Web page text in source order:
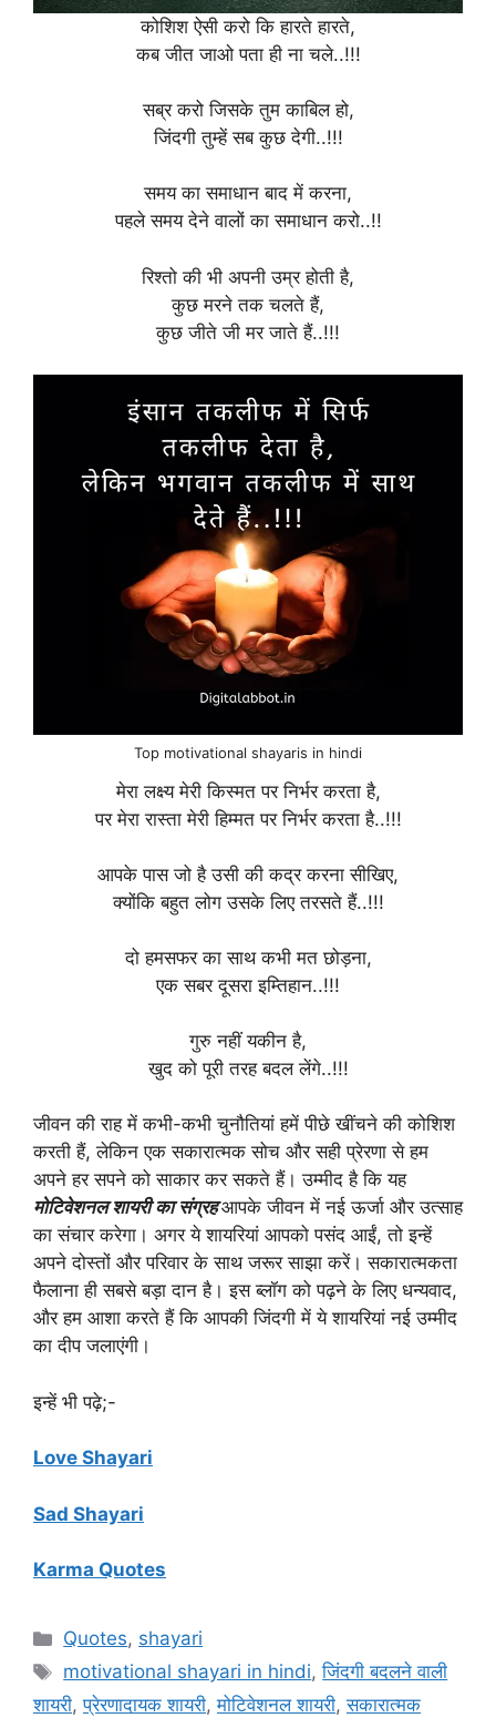
कोशिश ऐसी करो कि हारते हारते,
कब जीत जाओ पता ही ना चले..!!!
सब्र करो जिसके तुम काबिल हो,
जिंदगी तुम्हें सब कुछ देगी..!!!
समय का समाधान बाद में करना,
पहले समय देने वालों का समाधान करो..!!
रिश्तो की भी अपनी उम्र होती है,
कुछ मरने तक चलते हैं,
कुछ जीते जी मर जाते हैं..!!!
Top motivational shayaris in hindi
मेरा लक्ष्य मेरी किस्मत पर निर्भर करता है,
पर मेरा रास्ता मेरी हिम्मत पर निर्भर करता है..!!!
आपके पास जो है उसी की कद्र करना सीखिए,
क्योंकि बहुत लोग उसके लिए तरसते हैं..!!!
दो हमसफर का साथ कभी मत छोड़ना,
एक सबर दूसरा इम्तिहान..!!!
गुरु नहीं यकीन है,
खुद को पूरी तरह बदल लेंगे..!!!
जीवन की राह में कभी-कभी चुनौतियां हमें पीछे खींचने की कोशिश
करती हैं, लेकिन एक सकारात्मक सोच और सही प्रेरणा से हम
अपने हर सपने को साकार कर सकते हैं। उम्मीद है कि यह
मोटिवेशनल शायरी का संग्रह आपके जीवन में नई ऊर्जा और उत्साह
का संचार करेगा। अगर ये शायरियां आपको पसंद आईं, तो इन्हें
अपने दोस्तों और परिवार के साथ जरूर साझा करें। सकारात्मकता
फैलाना ही सबसे बड़ा दान है। इस ब्लॉग को पढ़ने के लिए धन्यवाद,
और हम आशा करते हैं कि आपकी जिंदगी में ये शायरियां नई उम्मीद
का दीप जलाएंगी।
इन्हें भी पढ़े;-
Love Shayari
Sad Shayari
Karma Quotes
Categories
Quotes, shayari
Tags
motivational shayari in hindi,जिंदगी बदलने वाली
शायरी,प्रेरणादायक शायरी,मोटिवेशनल शायरी,सकारात्मक